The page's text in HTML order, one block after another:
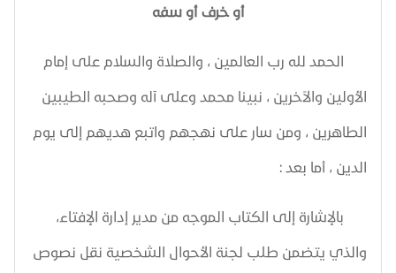
أو خرف أو سفه
الحمد لله رب العالمين ، والصلاة والسلام على إمام
الأولين والآخرين ، نبينا محمد وعلى آله وصحبه الطيبين
الطاهرين ، ومن سار على نهجهم واتبع هديهم إلى يوم
الدين ، أما بعد :
بالإشارة إلى الكتاب الموجه من مدير إدارة الإفتاء،
والذي يتضمن طلب لجنة الأحوال الشخصية نقل نصوص